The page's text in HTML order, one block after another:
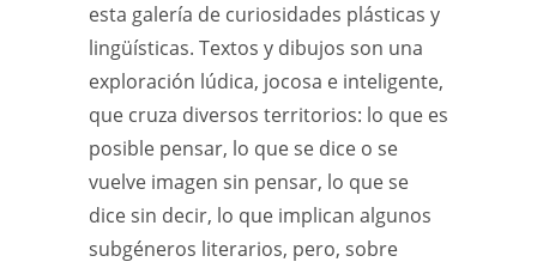
esta galería de curiosidades plásticas y
lingüísticas. Textos y dibujos son una
exploración lúdica, jocosa e inteligente,
que cruza diversos territorios: lo que es
posible pensar, lo que se dice o se
vuelve imagen sin pensar, lo que se
dice sin decir, lo que implican algunos
subgéneros literarios, pero, sobre